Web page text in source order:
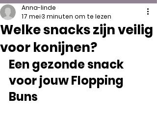
Welke snacks zijn veilig
voor konijnen?
Anna-linde
17 mei3 minuten om te lezen
Een gezonde snack
voor jouw Flopping
Buns